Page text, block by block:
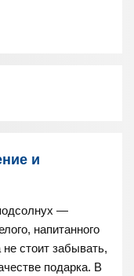
и
—
напитанного
стоит забывать,
подарка. В